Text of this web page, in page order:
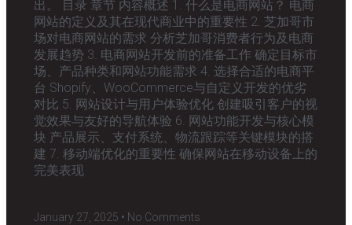
出。 目录 章节 内容概述 1. 什么是电商网站？ 电商
网站的定义及其在现代商业中的重要性 2. 芝加哥市
场对电商网站的需求 分析芝加哥消费者行为及电商
发展趋势 3. 电商网站开发前的准备工作 确定目标市
场、产品种类和网站功能需求 4. 选择合适的电商平
台 Shopify、WooCommerce与自定义开发的优劣
对比 5. 网站设计与用户体验优化 创建吸引客户的视
觉效果与友好的导航体验 6. 网站功能开发与核心模
块 产品展示、支付系统、物流跟踪等关键模块的搭
建 7. 移动端优化的重要性 确保网站在移动设备上的
完美表现
January 27, 2025 No Comments